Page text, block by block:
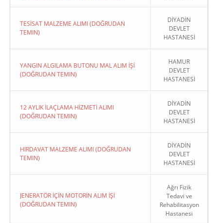
TESİSAT MALZEME ALIMI (DOĞRUDAN
TEMIN)
DİYADİN
DEVLET
HASTANESİ
YANGIN ALGILAMA BUTONU MAL ALIM İŞİ
(DOĞRUDAN TEMIN)
HAMUR
DEVLET
HASTANESİ
12 AYLIK İLAÇLAMA HİZMETİ ALIMI
(DOĞRUDAN TEMIN)
DİYADİN
DEVLET
HASTANESİ
HIRDAVAT MALZEME ALIMI (DOĞRUDAN
TEMIN)
DİYADİN
DEVLET
HASTANESİ
JENERATÖR İÇİN MOTORİN ALIM İŞİ
(DOĞRUDAN TEMIN)
Ağrı Fizik
Tedavi ve
Rehabilitasyon
Hastanesi